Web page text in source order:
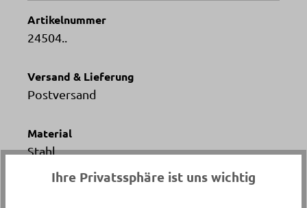
Artikelnummer
24504..
Versand & Lieferung
Postversand
Material
Stahl
Ihre Privatssphäre ist uns wichtig